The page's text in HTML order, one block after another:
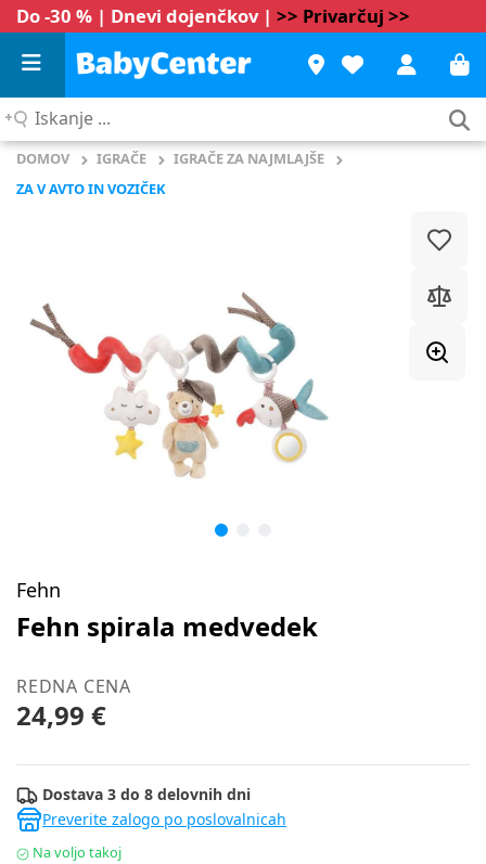
Do -30 % | Dnevi dojenčkov | >> Privarčuj >>
Iskanje
DOMOV IGRAČE
IGRAČE ZA NAJMLAJŠE
ZA V AVTO IN VOZIČEK
Fehn
Fehn spirala medvedek
REDNA CENA
24,99 €
Dostava 3 do 8 delovnih dni
Preverite zalogo po poslovalnicah
Na voljo takoj